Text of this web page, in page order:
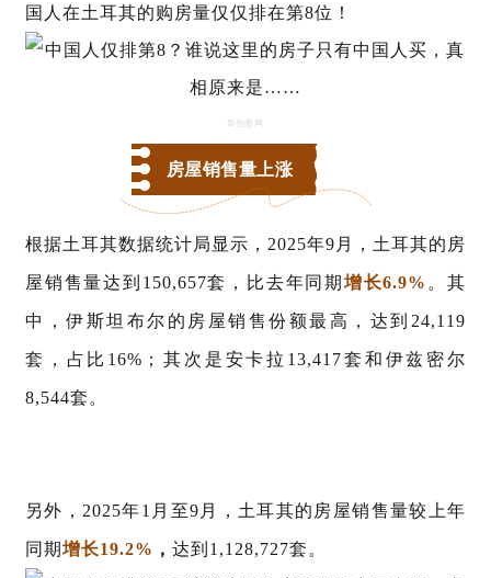
国人在土耳其的购房量仅仅排在第8位！
©包图网
房屋销售量上涨
根据土耳其数据统计局显示， 2025年9月，土耳其的房
屋销售量达到150,657套，比去年同期 增长6.9% 。其
中，伊斯坦布尔的房屋销售份额最高，达到 24,119
套，占比16% ；其次是安卡拉 13,417套和伊兹密尔
8,544套。
另外， 2025年1月至9月， 土耳其的房屋销售量较上年
同期增长19.2% ， 达到 1,128,727套。